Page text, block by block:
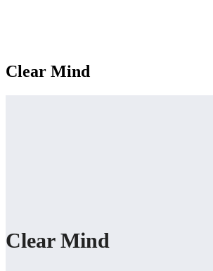
Clear Mind
Clear Mind